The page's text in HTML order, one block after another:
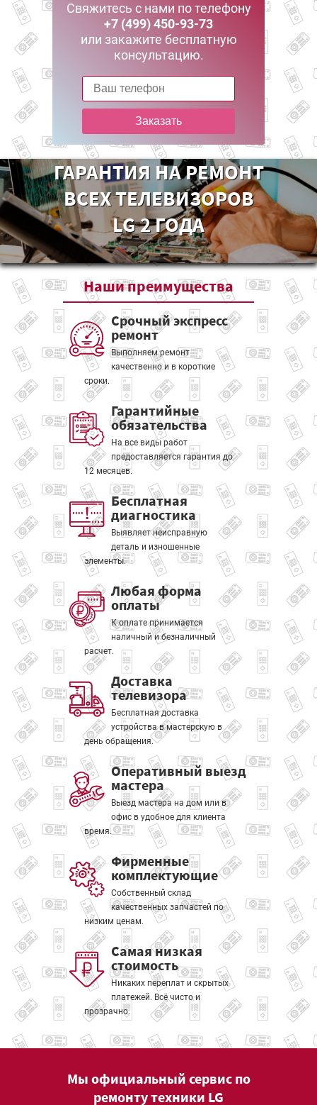
Свяжитесь с нами по телефону
+7 (499) 450-93-73
или закажите бесплатную
консультацию.
Заказать
ГАРАНТИЯ НА РЕМОНТ
ВСЕХ ТЕЛЕВИЗОРОВ
LG 2 ГОДА
Нашипреимущества
Срочный экспресс
ремонт
Выполняем ремонт
качественно и в короткие
сроки.
Гарантийные
обязательства
На все виды работ
предоставляется гарантия до
12 месяцев.
Бесплатная
диагностика
Выявляет неисправную
деталь и изношенные
элементы.
Любая форма
оплаты
К оплате принимается
наличный и безналичный
расчет.
Доставка
телевизора
Бесплатная доставка
устройства в мастерскую в
день обращения.
Оперативный выезд
мастера
Выезд мастера на дом или в
офис в удобное для клиента
время.
Фирменные
комплектующие
Собственный склад
качественных запчастей по
низким ценам.
Самая низкая
стоимость
Никаких переплат и скрытых
платежей. Всё чисто и
прозрачно.
Мы официальный сервис по
ремонту техники LG